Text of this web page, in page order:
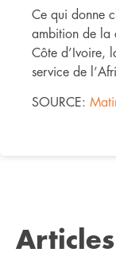
Ce qui donne
ambition de la
Côte d’Ivoire,
service de
SOURCE: